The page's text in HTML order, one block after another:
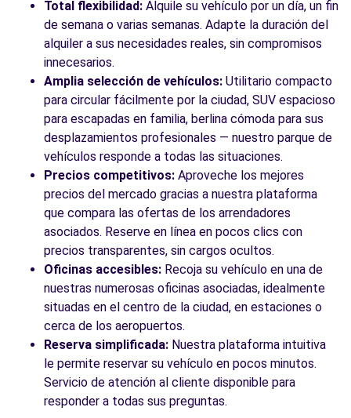
Total flexibilidad: Alquile su vehículo por un día, un fin
de semana o varias semanas. Adapte la duración del
alquiler a sus necesidades reales, sin compromisos
innecesarios.
Amplia selección de vehículos: Utilitario compacto
para circular fácilmente por la ciudad, SUV espacioso
para escapadas en familia, berlina cómoda para sus
desplazamientos profesionales — nuestro parque de
vehículos responde a todas las situaciones.
Precios competitivos: Aproveche los mejores
precios del mercado gracias a nuestra plataforma
que compara las ofertas de los arrendadores
asociados. Reserve en línea en pocos clics con
precios transparentes, sin cargos ocultos.
Oficinas accesibles: Recoja su vehículo en una de
nuestras numerosas oficinas asociadas, idealmente
situadas en el centro de la ciudad, en estaciones o
cerca de los aeropuertos.
Reserva simplificada: Nuestra plataforma intuitiva
le permite reservar su vehículo en pocos minutos.
Servicio de atención al cliente disponible para
responder a todas sus preguntas.